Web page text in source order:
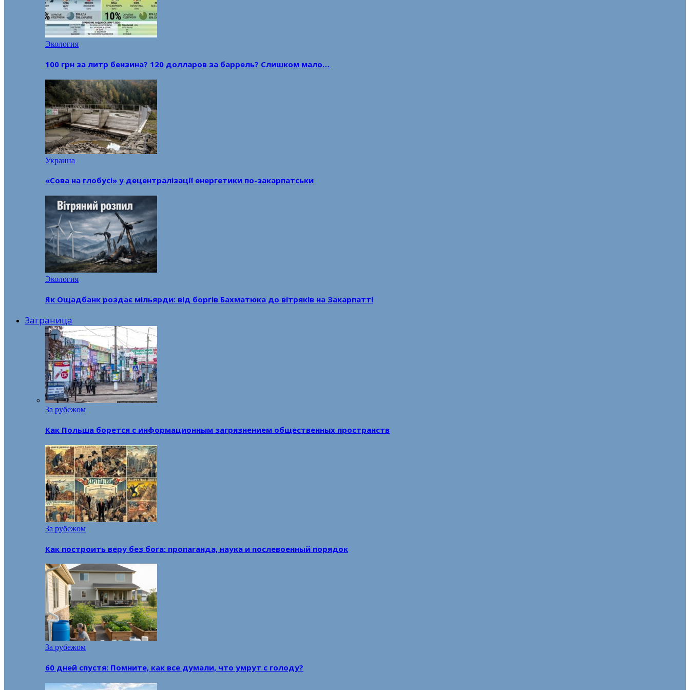
Экология
100 грн за литр бензина? 120 долларов за баррель? Слишком мало…
Украина
«Сова на глобусі» у децентралізації енергетики по-закарпатськи
Экология
Як Ощадбанк роздає мільярди: від боргів Бахматюка до вітряків на Закарпатті
Заграница
За рубежом
Как Польша борется с информационным загрязнением общественных пространств
За рубежом
Как построить веру без бога: пропаганда, наука и послевоенный порядок
За рубежом
60 дней спустя: Помните, как все думали, что умрут с голоду?